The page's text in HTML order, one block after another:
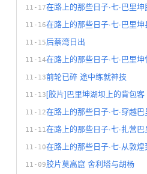
11-17在路上的那些日子·七·巴里
11-16在路上的那些日子·七·巴里
11-15后蔡湾日出
11-14在路上的那些日子·七·巴里
11-13前轮已碎 途中练就神技
11-13[胶片]巴里坤湖坝上的背包客
11-12在路上的那些日子·七·穿越
11-11 在路上的那些日子·七·扎营
11-10在路上的那些日子·七·从敦
11-09胶片莫高窟 舍利塔与胡杨